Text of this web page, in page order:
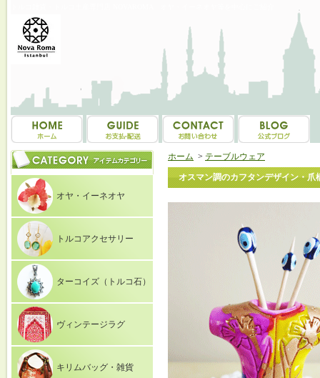
オヤ・イーネオヤ
トルコアクセサリー
ターコイズ（トルコ石）
ヴィンテージラグ
キリムバッグ・雑貨
ホーム > テーブルウェア
オスマン調のカフタンデザイン・爪